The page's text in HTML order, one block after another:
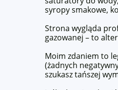
syropy smakowe,
Strona wygląda
gazowanej – to
Moim zdaniem to
(żadnych
szukasz tańszej